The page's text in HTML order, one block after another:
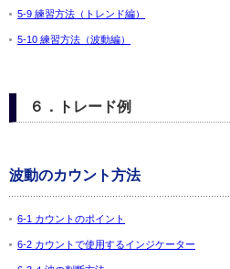
5-9 練習方法（トレンド編）
5-10 練習方法（波動編）
６．トレード例
波動のカウント方法
6-1 カウントのポイント
6-2 カウントで使用するインジケーター